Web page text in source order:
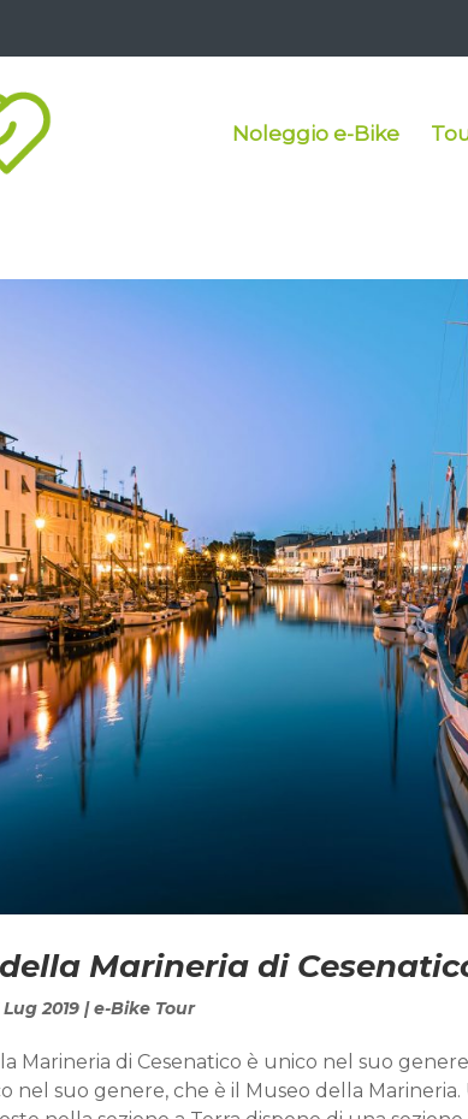
Noleggio e-Bike
Marineria di
Lug 2019 |e-Bike Tour
Marineria di Cesenatico è unico nel suo
nel suo genere, che è il Museo della